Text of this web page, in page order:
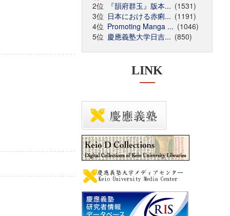
2位
『韻府群玉』版本... (1531)
3位 日本における赤痢... (1191)
4位 Promoting Manga ... (1046)
5位 慶應義塾大学日吉... (850)
LINK